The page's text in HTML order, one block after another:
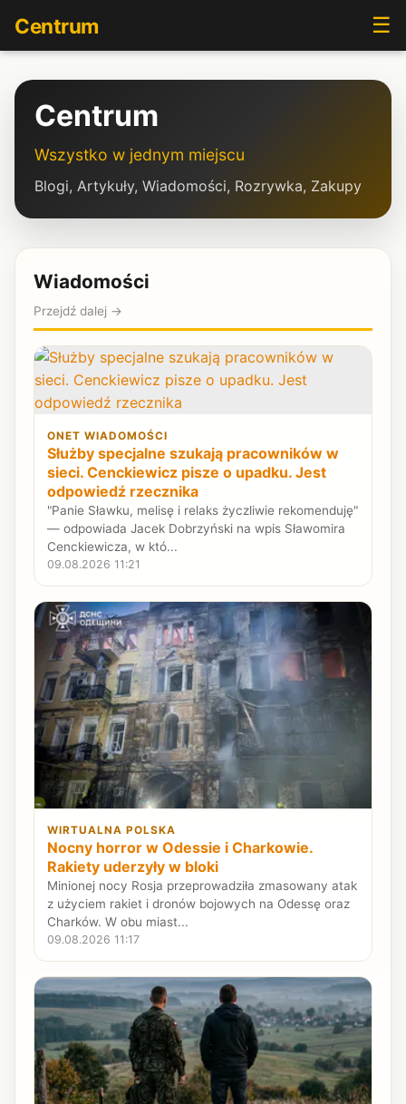
Centrum ☰
Centrum
Wszystko w jednym miejscu
Blogi, Artykuły, Wiadomości, Rozrywka, Zakupy
Wiadomości
Przejdź dalej →
ONET WIADOMOŚCI
Służby specjalne szukają pracowników w
sieci. Cenckiewicz pisze o upadku. Jest
odpowiedź rzecznika
"Panie Sławku, melisę i relaks życzliwie rekomenduję"
— odpowiada Jacek Dobrzyński na wpis Sławomira
Cenckiewicza, w któ...
09.08.2026 11:21
WIRTUALNA POLSKA
Nocny horror w Odessie i Charkowie.
Rakiety uderzyły w bloki
Minionej nocy Rosja przeprowadziła zmasowany atak
z użyciem rakiet i dronów bojowych na Odessę oraz
Charków. W obu miast...
09.08.2026 11:17